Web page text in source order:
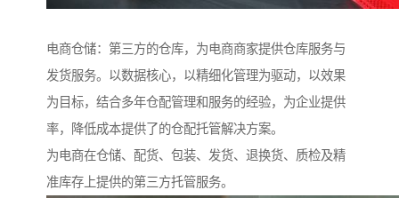
电商仓储：第三方的仓库，为电商商家提供仓库服务与
发货服务。以数据核心，以精细化管理为驱动，以效果
为目标，结合多年仓配管理和服务的经验，为企业提供
率，降低成本提供了的仓配托管解决方案。
为电商在仓储、配货、包装、发货、退换货、质检及精
准库存上提供的第三方托管服务。